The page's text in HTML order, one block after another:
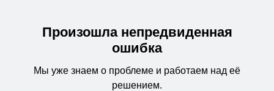
Произошла непредвиденная
ошибка
Мы уже знаем о проблеме и работаем над её
решением.